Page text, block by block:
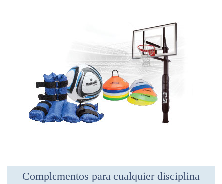
Complementos para cualquier disciplina